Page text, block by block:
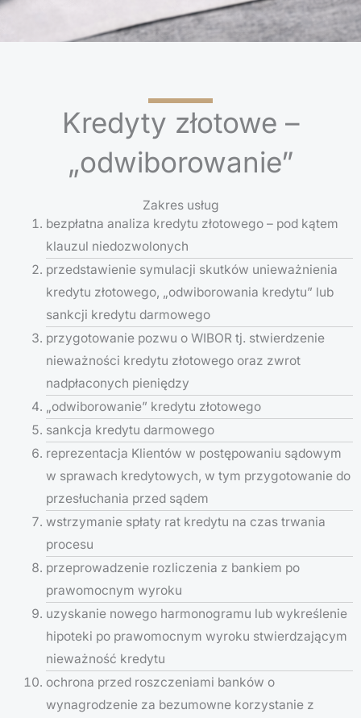
Kredyty złotowe –
„odwiborowanie”
Zakres usług
bezpłatna analiza kredytu złotowego – pod kątem
klauzul niedozwolonych
przedstawienie symulacji skutków unieważnienia
kredytu złotowego, „odwiborowania kredytu” lub
sankcji kredytu darmowego
przygotowanie pozwu o WIBOR tj. stwierdzenie
nieważności kredytu złotowego oraz zwrot
nadpłaconych pieniędzy
„odwiborowanie” kredytu złotowego
sankcja kredytu darmowego
reprezentacja Klientów w postępowaniu sądowym
w sprawach kredytowych, w tym przygotowanie do
przesłuchania przed sądem
wstrzymanie spłaty rat kredytu na czas trwania
procesu
przeprowadzenie rozliczenia z bankiem po
prawomocnym wyroku
uzyskanie nowego harmonogramu lub wykreślenie
hipoteki po prawomocnym wyroku stwierdzającym
nieważność kredytu
ochrona przed roszczeniami banków o
wynagrodzenie za bezumowne korzystanie z